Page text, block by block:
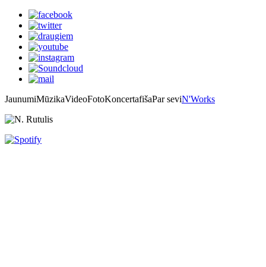
JaunumiMūzikaVideoFotoKoncertafišaPar seviN'Works